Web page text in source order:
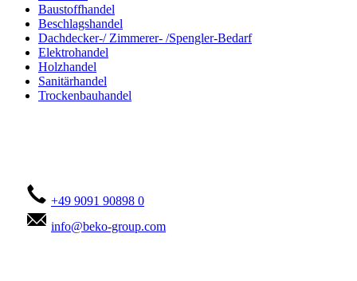
Baustoffhandel
Beschlagshandel
Dachdecker-/ Zimmerer- /Spengler-Bedarf
Elektrohandel
Holzhandel
Sanitärhandel
Trockenbauhandel
+49 9091 90898 0
info@beko-group.com